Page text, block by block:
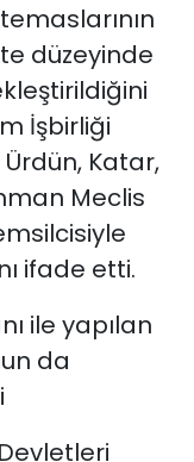
düzeyinde
İşbirliği
Katar,
Meclis
ifade etti.
ile yapılan
da